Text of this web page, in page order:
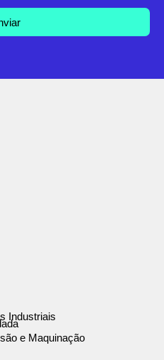
Industriais
e Maquinação